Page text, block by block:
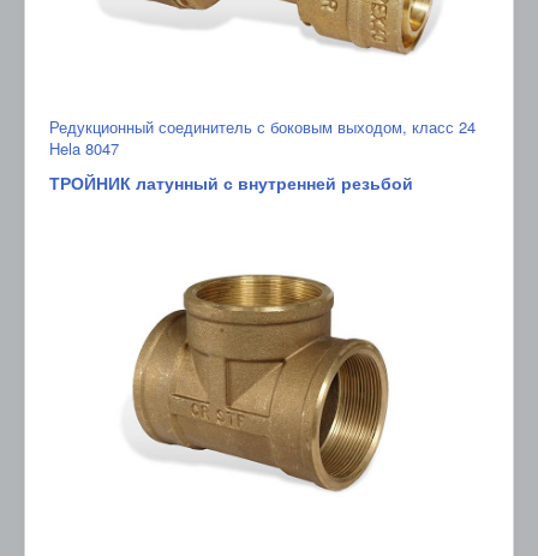
Редукционный соединитель с боковым выходом, класс 24
Hela 8047
ТРОЙНИК латунный с внутренней резьбой